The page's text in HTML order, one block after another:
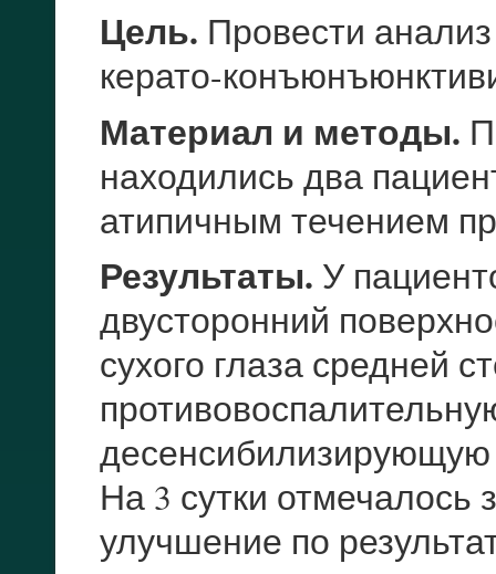
Цель. Провести
керато-
Материал и методы.
находились два
атипичным течением
Результаты. У
двусторонний
сухого глаза средней
десенсибилизирующую
На 3 сутки
улучшение по